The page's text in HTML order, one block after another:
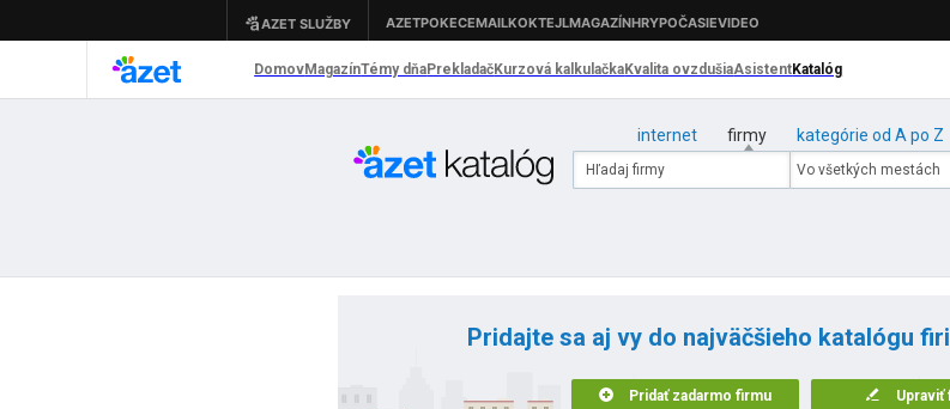
internet firmy kategórie od A po Z
Pridajte sa aj vy do najväčšieho katalógu
Pridať zadarmo firmu Upraviť